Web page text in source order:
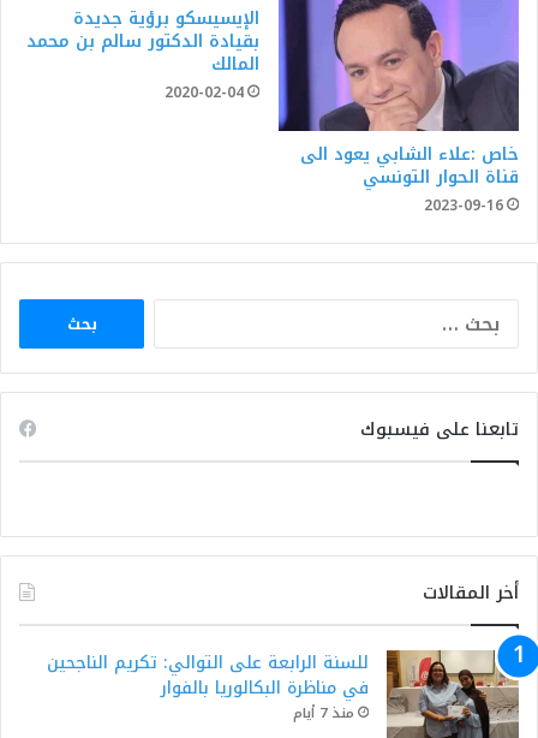
خاص :علاء الشابي يعود الى
قناة الحوار التونسي
2023-09-16
الإيسيسكو برؤية جديدة
بقيادة الدكتور سالم بن محمد
المالك
2020-02-04
البحث
تابعنا على فيسبوك
أخر المقالات
للسنة الرابعة على التوالي: تكريم الناجحين
في مناظرة البكالوريا بالفوار
منذ 7 أيام